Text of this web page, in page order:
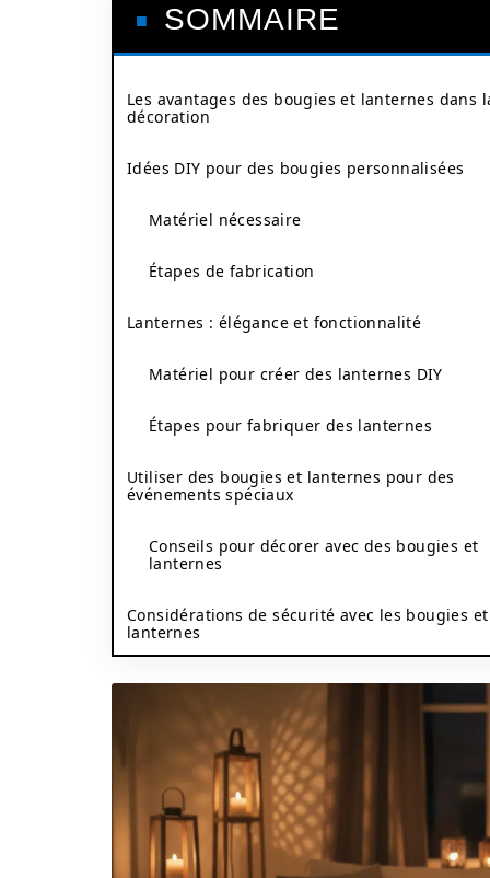
SOMMAIRE
Les avantages des bougies et lanternes dans
décoration
Idées DIY pour des bougies personnalisées
Matériel nécessaire
Étapes de fabrication
Lanternes : élégance et fonctionnalité
Matériel pour créer des lanternes DIY
Étapes pour fabriquer des lanternes
Utiliser des bougies et lanternes pour des
événements spéciaux
Conseils pour décorer avec des bougies et
lanternes
Considérations de sécurité avec les bougies et
lanternes